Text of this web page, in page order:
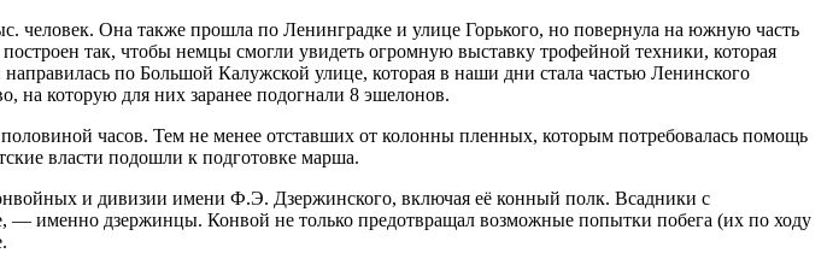
человек. Она также прошла по Ленинградке и улице Горького, но повернула на южную часть
так, чтобы немцы смогли увидеть огромную выставку трофейной техники, которая
по Большой Калужской улице, которая в наши дни стала частью Ленинского
на которую для них заранее подогнали 8 эшелонов.
часов. Тем не менее отставших от колонны пленных, которым потребовалась помощь
власти подошли к подготовке марша.
и дивизии имени Ф.Э. Дзержинского, включая её конный полк. Всадники с
именно дзержинцы. Конвой не только предотвращал возможные попытки побега (их по ходу